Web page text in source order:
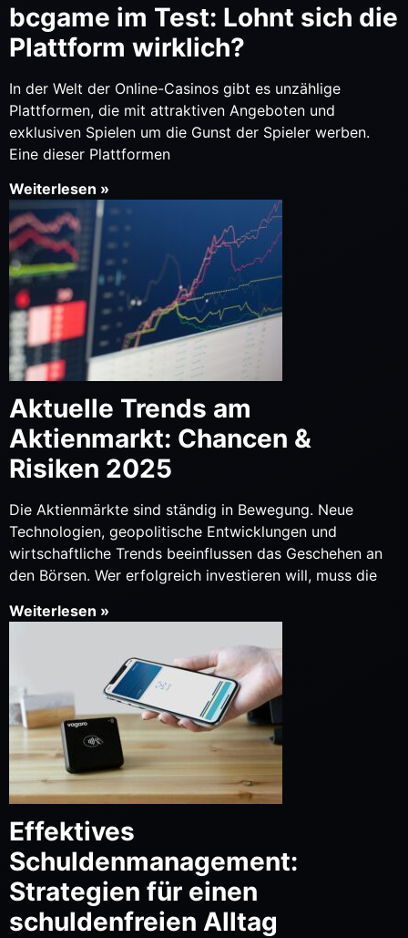
bcgame im Test: Lohnt sich die
Plattform wirklich?
In der Welt der Online-Casinos gibt es unzählige
Plattformen, die mit attraktiven Angeboten und
exklusiven Spielen um die Gunst der Spieler werben.
Eine dieser Plattformen
Weiterlesen »
Aktuelle Trends am
Aktienmarkt: Chancen &
Risiken 2025
Die Aktienmärkte sind ständig in Bewegung. Neue
Technologien, geopolitische Entwicklungen und
wirtschaftliche Trends beeinflussen das Geschehen an
den Börsen. Wer erfolgreich investieren will, muss die
Weiterlesen »
Effektives
Schuldenmanagement:
Strategien für einen
schuldenfreien Alltag